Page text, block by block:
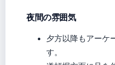
夜間の雰囲気
夕方以降もアーケ
す。